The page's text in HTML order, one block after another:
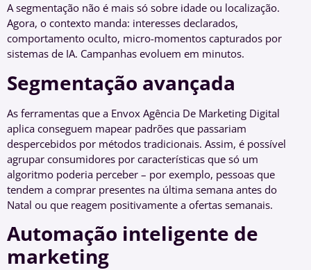
A segmentação não é mais só sobre idade ou localização.
Agora, o contexto manda: interesses declarados,
comportamento oculto, micro-momentos capturados por
sistemas de IA. Campanhas evoluem em minutos.
Segmentação avançada
As ferramentas que a Envox Agência De Marketing Digital
aplica conseguem mapear padrões que passariam
despercebidos por métodos tradicionais. Assim, é possível
agrupar consumidores por características que só um
algoritmo poderia perceber – por exemplo, pessoas que
tendem a comprar presentes na última semana antes do
Natal ou que reagem positivamente a ofertas semanais.
Automação inteligente de
marketing